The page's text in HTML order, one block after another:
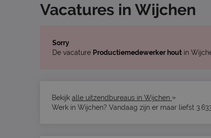
Vacatures in Wijchen
Sorry
De vacature Productiemedewerker hout in
Bekijk alle uitzendbureaus in Wijchen »
Werk in Wijchen? Vandaag zijn er maar liefst